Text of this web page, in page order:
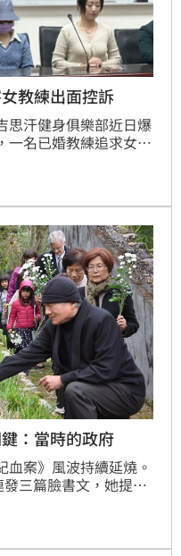
教練出面控訴
思汗健身俱樂部近日爆
一名已婚教練追求女教
瑋姍、台北市議員參
說謊！健身房集體性霸
會，要求勞工局收案調
：當時的政府
案》風波持續延燒。
三篇臉書文，她提
。我駐歐盟代表謝志